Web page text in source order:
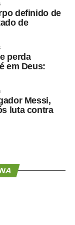
definido de
de
perda
em Deus:
Messi,
luta contra